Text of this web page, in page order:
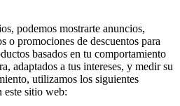
podemos mostrarte anuncios,
o promociones de descuentos para
basados en tu comportamiento
adaptados a tus intereses, y medir su
utilizamos los siguientes
este sitio web: